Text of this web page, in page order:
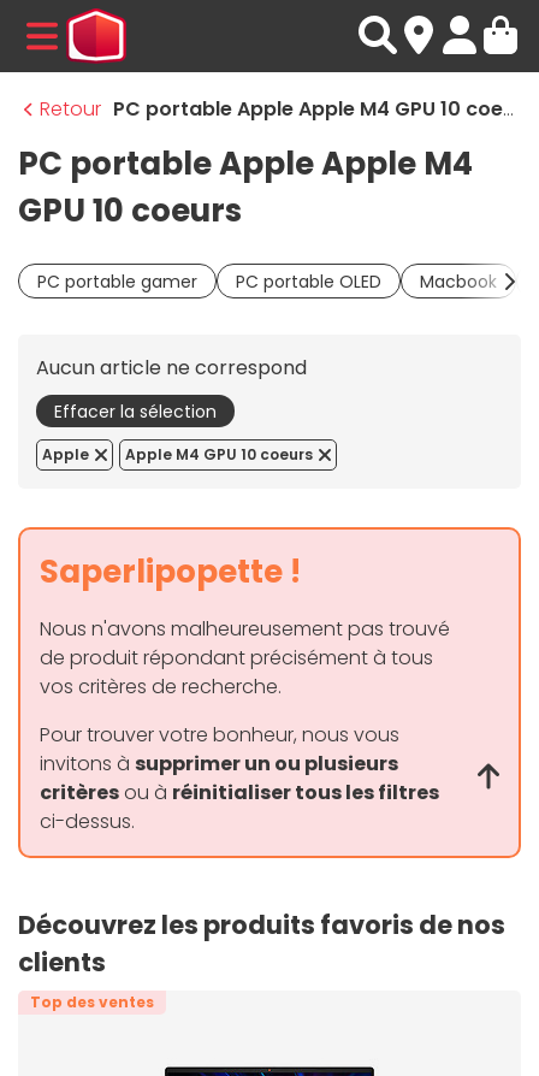
MENU
Retour
PC portable Apple Apple M4 GPU 10 coeurs
PC portable Apple Apple M4
GPU 10 coeurs
PC portable gamer PC portable OLED Macbook
Aucun article ne correspond
Effacer la sélection
Apple Apple M4 GPU 10 coeurs
Saperlipopette !
Nous n'avons malheureusement pas trouvé
de produit répondant précisément à tous
vos critères de recherche.
Pour trouver votre bonheur, nous vous
invitons à supprimer un ou plusieurs
critèresou à réinitialiser tous les filtres
ci-dessus.
Découvrez les produits favoris de nos
clients
Top des ventes